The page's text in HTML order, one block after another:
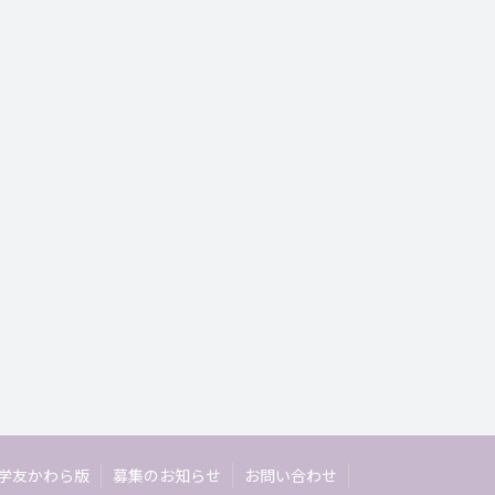
友かわら版 募集のお知らせ お問い合わせ